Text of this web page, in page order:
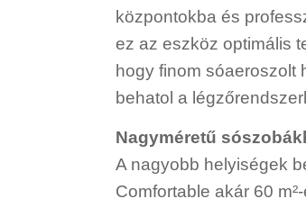
központokba és
ez az eszköz optimális
hogy finom sóaeroszolt
behatol a
Nagyméretű
A nagyobb helyiségek
Comfortable akár 60